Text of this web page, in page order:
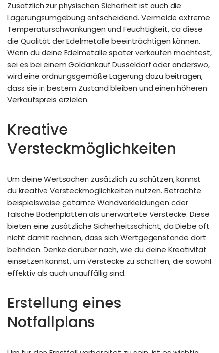
Zusätzlich zur physischen Sicherheit ist auch die
Lagerungsumgebung entscheidend. Vermeide extreme
Temperaturschwankungen und Feuchtigkeit, da diese
die Qualität der Edelmetalle beeinträchtigen können.
Wenn du deine Edelmetalle später verkaufen möchtest,
sei es bei einem Goldankauf Düsseldorf oder anderswo,
wird eine ordnungsgemäße Lagerung dazu beitragen,
dass sie in bestem Zustand bleiben und einen höheren
Verkaufspreis erzielen.
Kreative
Versteckmöglichkeiten
Um deine Wertsachen zusätzlich zu schützen, kannst
du kreative Versteckmöglichkeiten nutzen. Betrachte
beispielsweise getarnte Wandverkleidungen oder
falsche Bodenplatten als unerwartete Verstecke. Diese
bieten eine zusätzliche Sicherheitsschicht, da Diebe oft
nicht damit rechnen, dass sich Wertgegenstände dort
befinden. Denke darüber nach, wie du deine Kreativität
einsetzen kannst, um Verstecke zu schaffen, die sowohl
effektiv als auch unauffällig sind.
Erstellung eines
Notfallplans